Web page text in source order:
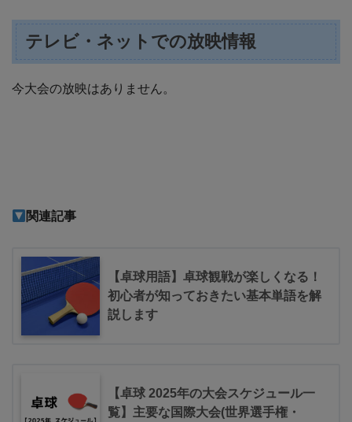
テレビ・ネットでの放映情報
今大会の放映はありません。
関連記事
【卓球用語】卓球観戦が楽しくなる！
初心者が知っておきたい基本単語を解
説します
【卓球 2025年の大会スケジュール一
覧】主要な国際大会(世界選手権・